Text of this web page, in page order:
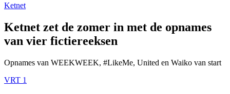
Ketnet
Ketnet zet de zomer in met de opnames
van vier fictiereeksen
Opnames van WEEKWEEK, #LikeMe, United en Waiko van start
VRT 1